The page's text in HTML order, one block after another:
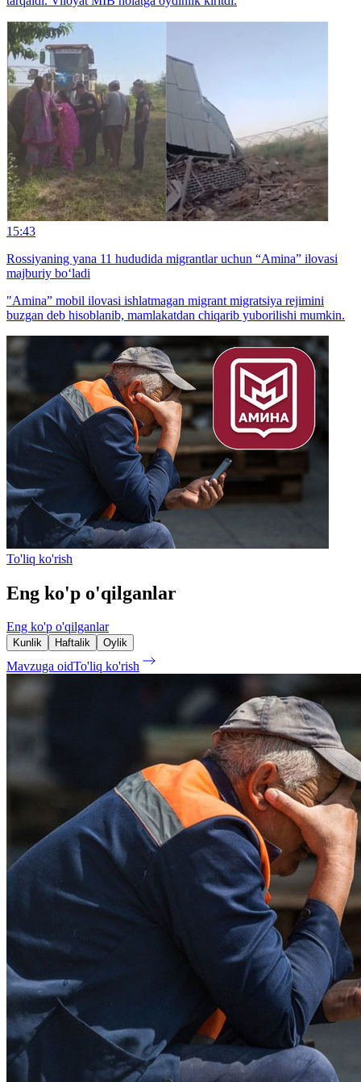
15:43
Rossiyaning yana 11 hududida migrantlar uchun “Amina” ilovasi
majburiy bo‘ladi
"Amina” mobil ilovasi ishlatmagan migrant migratsiya rejimini
buzgan deb hisoblanib, mamlakatdan chiqarib yuborilishi mumkin.
To'liq ko'rish
Eng ko'p o'qilganlar
Eng ko'p o'qilganlar
Kunlik Haftalik Oylik
Mavzuga oidTo'liq ko'rish